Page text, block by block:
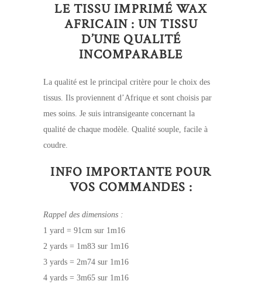
LE TISSU IMPRIMÉ WAX
AFRICAIN : UN TISSU
D’UNE QUALITÉ
INCOMPARABLE
La qualité est le principal critère pour le choix des
tissus. Ils proviennent d’Afrique et sont choisis par
mes soins. Je suis intransigeante concernant la
qualité de chaque modèle. Qualité souple, facile à
coudre.
INFO IMPORTANTE POUR
VOS COMMANDES :
Rappel des dimensions :
1 yard = 91cm sur 1m16
2 yards = 1m83 sur 1m16
3 yards = 2m74 sur 1m16
4 yards = 3m65 sur 1m16